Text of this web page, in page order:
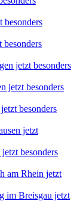
besonders
besonders
jetzt besonders
jetzt besonders
besonders
jetzt
besonders
am Rhein jetzt
im Breisgau jetzt